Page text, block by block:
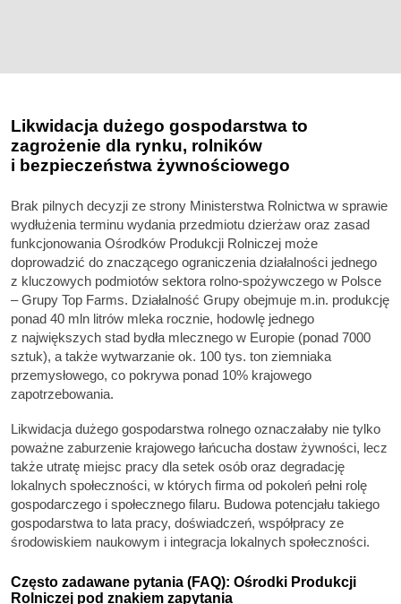
Likwidacja dużego gospodarstwa to
zagrożenie dla rynku, rolników
i bezpieczeństwa żywnościowego
Brak pilnych decyzji ze strony Ministerstwa Rolnictwa w sprawie
wydłużenia terminu wydania przedmiotu dzierżaw oraz zasad
funkcjonowania Ośrodków Produkcji Rolniczej może
doprowadzić do znaczącego ograniczenia działalności jednego
z kluczowych podmiotów sektora rolno-spożywczego w Polsce
– Grupy Top Farms. Działalność Grupy obejmuje m.in. produkcję
ponad 40 mln litrów mleka rocznie, hodowlę jednego
z największych stad bydła mlecznego w Europie (ponad 7000
sztuk), a także wytwarzanie ok. 100 tys. ton ziemniaka
przemysłowego, co pokrywa ponad 10% krajowego
zapotrzebowania.
Likwidacja dużego gospodarstwa rolnego oznaczałaby nie tylko
poważne zaburzenie krajowego łańcucha dostaw żywności, lecz
także utratę miejsc pracy dla setek osób oraz degradację
lokalnych społeczności, w których firma od pokoleń pełni rolę
gospodarczego i społecznego filaru. Budowa potencjału takiego
gospodarstwa to lata pracy, doświadczeń, współpracy ze
środowiskiem naukowym i integracja lokalnych społeczności.
Często zadawane pytania (FAQ): Ośrodki Produkcji
Rolniczej pod znakiem zapytania